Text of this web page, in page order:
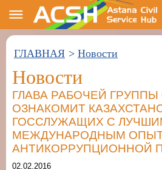
ГЛАВНАЯ > Новости
Новости
ГЛАВА РАБОЧЕЙ
ОЗНАКОМИТ
ГОССЛУЖАЩИХ С
МЕЖДУНАРОДНЫМ
АНТИКОРРУПЦИОННОЙ
02.02.2016